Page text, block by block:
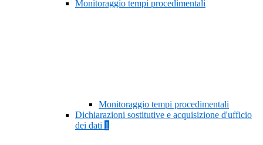
Monitoraggio tempi procedimentali
Monitoraggio tempi procedimentali
Dichiarazioni sostitutive e acquisizione d'ufficio
dei dati 1